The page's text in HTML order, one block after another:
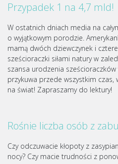
Przypadek 1 na 4,7 mld!
W ostatnich dniach media na
o wyjątkowym porodzie.
mamą dwóch dziewczynek i
sześcioraczki siłami natury w
szansa urodzenia
przykuwa przede wszystkim czas,
na świat! Zapraszamy do lektury!
Rośnie liczba osób z
Czy odczuwacie kłopoty z
nocy? Czy macie trudności z